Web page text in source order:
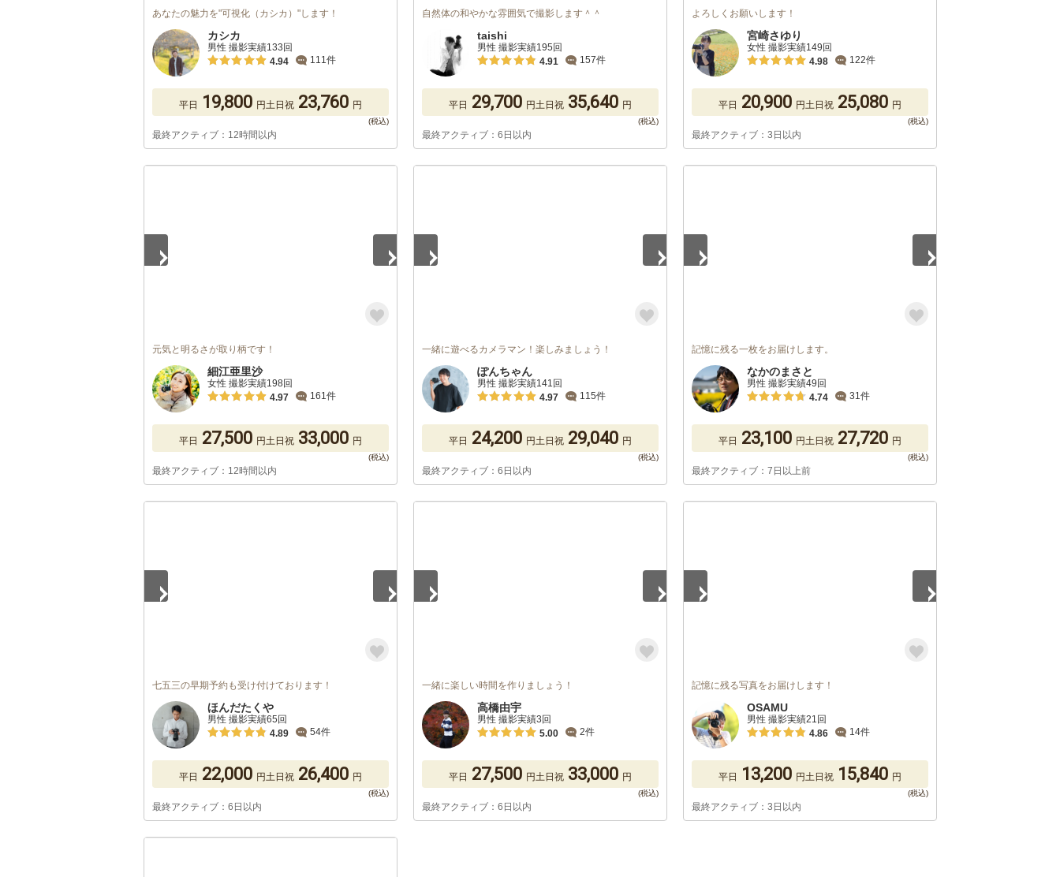
あなたの魅力を"可視化（カシカ）"します！
カシカ
男性 撮影実績133回
4.94
111件
平日 19,800 円土日祝 23,760 円
最終アクティブ：12時間以内
自然体の和やかな雰囲気で撮影します＾＾
taishi
男性 撮影実績195回
4.91
157件
平日 29,700 円土日祝 35,640 円
最終アクティブ：6日以内
よろしくお願いします！
宮崎さゆり
女性 撮影実績149回
4.98
122件
平日 20,900 円土日祝 25,080 円
最終アクティブ：3日以内
元気と明るさが取り柄です！
細江亜里沙
女性 撮影実績198回
4.97
161件
平日 27,500 円土日祝 33,000 円
最終アクティブ：12時間以内
一緒に遊べるカメラマン！楽しみましょう！
ぽんちゃん
男性 撮影実績141回
4.97
115件
平日 24,200 円土日祝 29,040 円
最終アクティブ：6日以内
記憶に残る一枚をお届けします。
なかのまさと
男性 撮影実績49回
4.74
31件
平日 23,100 円土日祝 27,720 円
最終アクティブ：7日以上前
七五三の早期予約も受け付けております！
ほんだたくや
男性 撮影実績65回
4.89
54件
平日 22,000 円土日祝 26,400 円
最終アクティブ：6日以内
一緒に楽しい時間を作りましょう！
高橋由宇
男性 撮影実績3回
5.00
2件
平日 27,500 円土日祝 33,000 円
最終アクティブ：6日以内
記憶に残る写真をお届けします！
OSAMU
男性 撮影実績21回
4.86
14件
平日 13,200 円土日祝 15,840 円
最終アクティブ：3日以内